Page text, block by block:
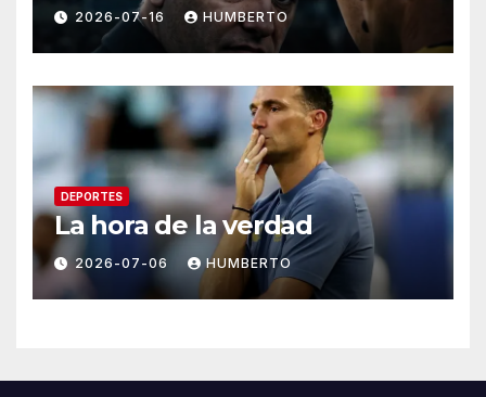
2026-07-16 HUMBERTO
DEPORTES
La hora de la verdad
2026-07-06 HUMBERTO